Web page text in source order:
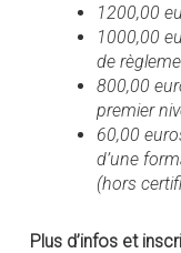
1200,00
1000,00
de
800,00
premier
60,00
d’une
(hors
Plus d’infos et